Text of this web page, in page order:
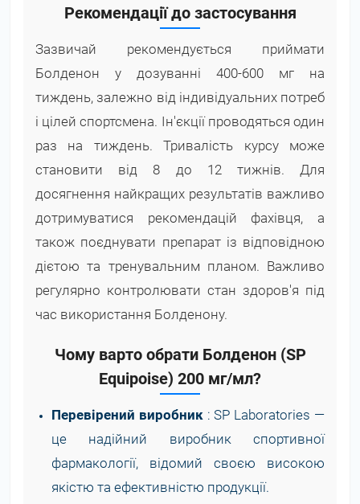
Рекомендації до застосування
Зазвичай рекомендується приймати
Болденон у дозуванні 400-600 мг на
тиждень, залежно від індивідуальних потреб
і цілей спортсмена. Ін'єкції проводяться один
раз на тиждень. Тривалість курсу може
становити від 8 до 12 тижнів. Для
досягнення найкращих результатів важливо
дотримуватися рекомендацій фахівця, а
також поєднувати препарат із відповідною
дієтою та тренувальним планом. Важливо
регулярно контролювати стан здоров'я під
час використання Болденону.
Чому варто обрати Болденон (SP
Equipoise) 200 мг/мл?
Перевірений виробник : SP Laboratories —
це надійний виробник спортивної
фармакології, відомий своєю високою
якістю та ефективністю продукції.